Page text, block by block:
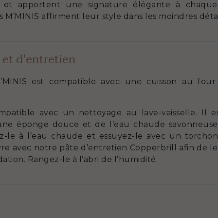
apportent une signature élégante à
affirment leur style dans les moindres
d'entretien
est compatible avec une cuisson au four
avec un nettoyage au lave-vaisselle. Il
éponge douce et de l’eau chaude
le à l’eau chaude et essuyez-le avec un
avec notre pâte d’entretien Copperbrill afin de
Rangez-le à l’abri de l’humidité.